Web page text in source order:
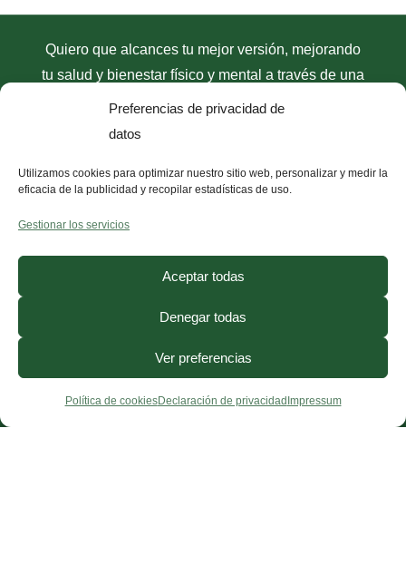
Preferencias de privacidad de
datos
Utilizamos cookies para optimizar nuestro sitio web, personalizar y medir la
eficacia de la publicidad y recopilar estadísticas de uso.
Gestionar los servicios
Aceptar todas
Denegar todas
Ver preferencias
Política de cookiesDeclaración de privacidad Impressum
Quiero que alcances tu mejor versión, mejorando
tu salud y bienestar físico y mental a través de una
dieta antiinflamatoria
con mi método
antiinflamatorio D.R.A.C